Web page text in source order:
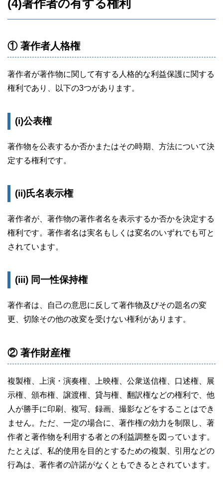
(4)著作者の有する権利
① 著作者人格権
著作者が著作物に関して有する人格的な利益保護に関する
権利であり、以下の3つがあります。
(i)公表権
著作物を公表するか否かまたはその時期、方法について決
定する権利です。
(ii)氏名表示権
著作者が、著作物の著作者名を表示するか否かを決定する
権利です。著作者名は実名もしくは変名のいずれでも可と
されています。
(iii) 同一性保持権
著作者は、自己の意思に反して著作物及びその題名の変
更、切除その他の改変を受けない権利があります。
② 著作財産権
複製権、上演・演奏権、上映権、公衆送信権、口述権、展
示権、頒布権、譲渡権、貸与権、翻訳権などの権利で、他
人が勝手に印刷、複写、録画、撮影などをすることはでき
ません。ただ、一定の場合に、著作権の効力を制限し、著
作者と著作物を利用する者との利益調整を図っています。
たとえば、私的使用を目的とするための複製、引用などの
行為は、著作者の許諾がなくともできるとされています。